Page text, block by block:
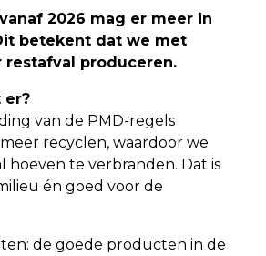
2026 mag er meer in
betekent dat we met
restafval produceren.
er?
van de PMD-regels
recyclen, waardoor we
hoeven te verbranden. Dat is
én goed voor de
de goede producten in de